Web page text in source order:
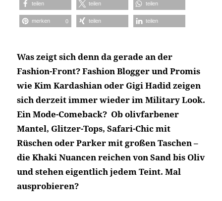
teilen teilen teilen
merken 0 teilen teilen
Was zeigt sich denn da gerade an der
Fashion-Front? Fashion Blogger und Promis
wie Kim Kardashian oder Gigi Hadid zeigen
sich derzeit immer wieder im Military Look.
Ein Mode-Comeback? Ob olivfarbener
Mantel, Glitzer-Tops, Safari-Chic mit
Rüschen oder Parker mit großen Taschen –
die Khaki Nuancen reichen von Sand bis Oliv
und stehen eigentlich jedem Teint. Mal
ausprobieren?